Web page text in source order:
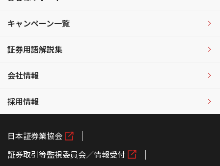
キャンペーン一覧
証券用語解説集
会社情報
採用情報
日本証券業協会
証券取引等監視委員会／情報受付